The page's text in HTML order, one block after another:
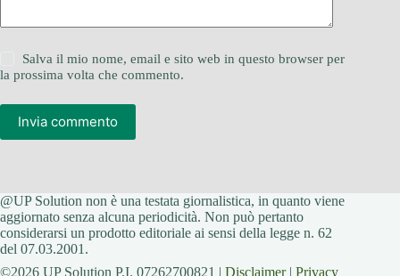
Salva il mio nome, email e sito web in questo browser per
la prossima volta che commento.
Invia commento
@UP Solution non è una testata giornalistica, in quanto viene
aggiornato senza alcuna periodicità. Non può pertanto
considerarsi un prodotto editoriale ai sensi della legge n. 62
del 07.03.2001.
©2026 UP Solution P.I. 07262700821 | Disclaimer| Privacy